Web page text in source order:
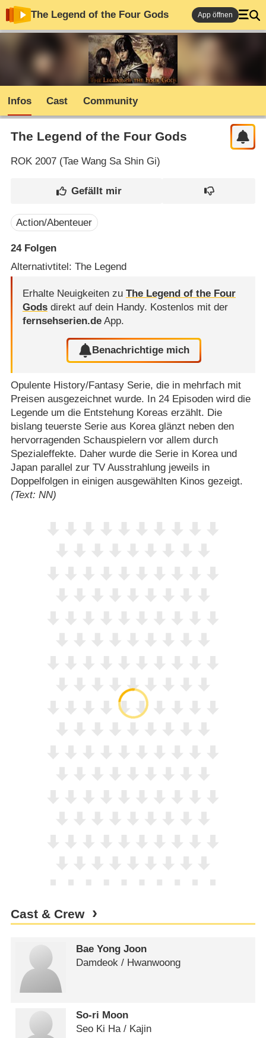
The Legend of the Four Gods App öffnen
Infos Cast Community
The Legend of the Four Gods
ROK2007 (Tae Wang Sa Shin Gi)
Action/Abenteuer
24Folgen
Alternativtitel: The Legend
Erhalte Neuigkeiten zu The Legend of the Four
Godsdirekt auf dein Handy. Kostenlos mit der
fernsehserien.deApp.
Benachrichtige mich
Opulente History/​Fantasy Serie, die in mehrfach mit
Preisen ausgezeichnet wurde. In 24 Episoden wird die
Legende um die Entstehung Koreas erzählt. Die
bislang teuerste Serie aus Korea glänzt neben den
hervorragenden Schauspielern vor allem durch
Spezialeffekte. Daher wurde die Serie in Korea und
Japan parallel zur TV Ausstrahlung jeweils in
Doppelfolgen in einigen ausgewählten Kinos gezeigt.
(Text: NN)
Cast & Crew
Bae Yong Joon
Damdeok /​ Hwanwoong
So-ri Moon
Seo Ki Ha /​ Kajin